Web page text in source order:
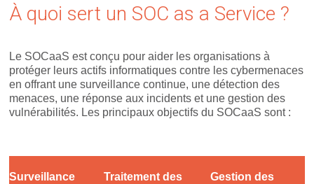
À quoi sert un SOC as a Service ?
Le SOCaaS est conçu pour aider les organisations à
protéger leurs actifs informatiques contre les cybermenaces
en offrant une surveillance continue, une détection des
menaces, une réponse aux incidents et une gestion des
vulnérabilités. Les principaux objectifs du SOCaaS sont :
Surveillance
Traitement des
Gestion des